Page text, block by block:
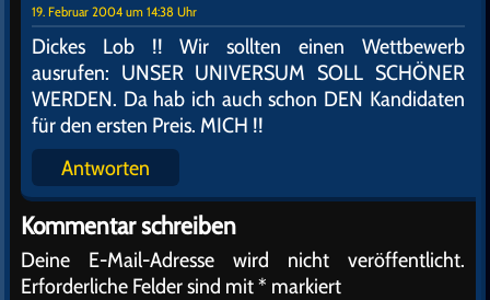
19. Februar 2004 um 14:38 Uhr
Dickes Lob !! Wir sollten einen Wettbewerb
ausrufen: UNSER UNIVERSUM SOLL SCHÖNER
WERDEN. Da hab ich auch schon DEN Kandidaten
für den ersten Preis. MICH !!
Antworten
Kommentar schreiben
Deine E-Mail-Adresse wird nicht veröffentlicht.
Erforderliche Felder sind mit* markiert